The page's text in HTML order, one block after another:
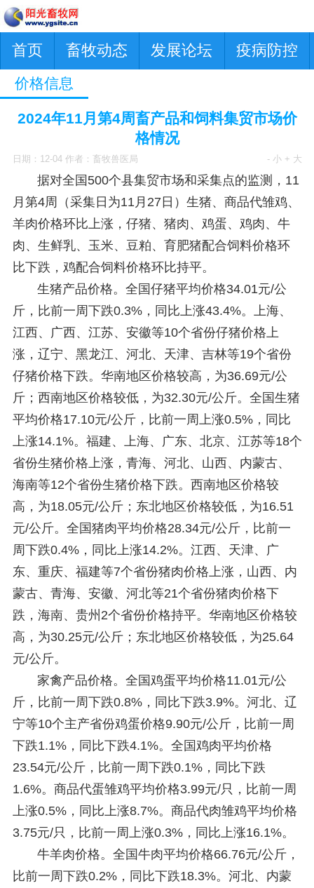
首页 畜牧动态 发展论坛 疫病防控
价格信息
2024年11月第4周畜产品和饲料集贸市场价
格情况
日期：12-04 作者：畜牧兽医局 - 小 + 大
据对全国500个县集贸市场和采集点的监测，11
月第4周（采集日为11月27日）生猪、商品代雏鸡、
羊肉价格环比上涨，仔猪、猪肉、鸡蛋、鸡肉、牛
肉、生鲜乳、玉米、豆粕、育肥猪配合饲料价格环
比下跌，鸡配合饲料价格环比持平。
生猪产品价格。全国仔猪平均价格34.01元/公
斤，比前一周下跌0.3%，同比上涨43.4%。上海、
江西、广西、江苏、安徽等10个省份仔猪价格上
涨，辽宁、黑龙江、河北、天津、吉林等19个省份
仔猪价格下跌。华南地区价格较高，为36.69元/公
斤；西南地区价格较低，为32.30元/公斤。全国生猪
平均价格17.10元/公斤，比前一周上涨0.5%，同比
上涨14.1%。福建、上海、广东、北京、江苏等18个
省份生猪价格上涨，青海、河北、山西、内蒙古、
海南等12个省份生猪价格下跌。西南地区价格较
高，为18.05元/公斤；东北地区价格较低，为16.51
元/公斤。全国猪肉平均价格28.34元/公斤，比前一
周下跌0.4%，同比上涨14.2%。江西、天津、广
东、重庆、福建等7个省份猪肉价格上涨，山西、内
蒙古、青海、安徽、河北等21个省份猪肉价格下
跌，海南、贵州2个省份价格持平。华南地区价格较
高，为30.25元/公斤；东北地区价格较低，为25.64
元/公斤。
家禽产品价格。全国鸡蛋平均价格11.01元/公
斤，比前一周下跌0.8%，同比下跌3.9%。河北、辽
宁等10个主产省份鸡蛋价格9.90元/公斤，比前一周
下跌1.1%，同比下跌4.1%。全国鸡肉平均价格
23.54元/公斤，比前一周下跌0.1%，同比下跌
1.6%。商品代蛋雏鸡平均价格3.99元/只，比前一周
上涨0.5%，同比上涨8.7%。商品代肉雏鸡平均价格
3.75元/只，比前一周上涨0.3%，同比上涨16.1%。
牛羊肉价格。全国牛肉平均价格66.76元/公斤，
比前一周下跌0.2%，同比下跌18.3%。河北、内蒙